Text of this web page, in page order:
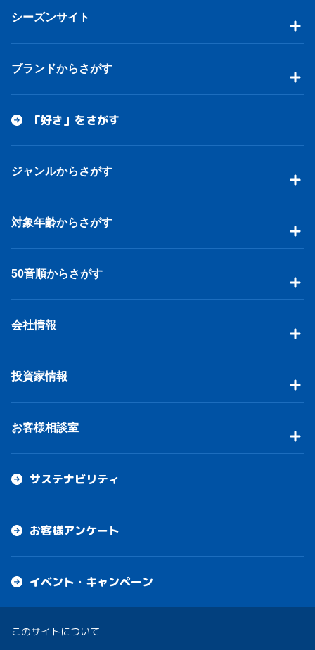
シーズンサイト
ブランドからさがす
「好き」をさがす
ジャンルからさがす
対象年齢からさがす
50音順からさがす
会社情報
投資家情報
お客様相談室
サステナビリティ
お客様アンケート
イベント・キャンペーン
このサイトについて